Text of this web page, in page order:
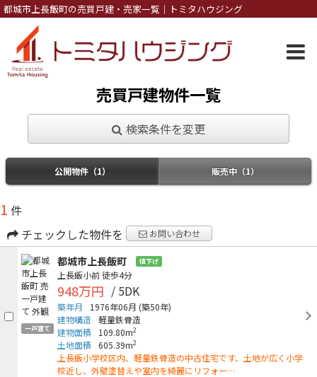
都城市上長飯町の売買戸建・売家一覧｜トミタハウジング
売買戸建物件一覧
検索条件を変更
公開物件（1） 販売中（1）
1 件
チェックした物件を
お問い合わせ
一戸建て
都城市上長飯町 値下げ
上長飯小前徒歩4分
948万円 / 5DK
築年月 1976年06月 (築50年)
建物構造 軽量鉄骨造
建物面積
109.80m2
土地面積 605.39m2
上長飯小学校区内、軽量鉄骨造の中古住宅です、土地が広く小学
校近し、外壁塗替えや室内を綺麗にリフォー…